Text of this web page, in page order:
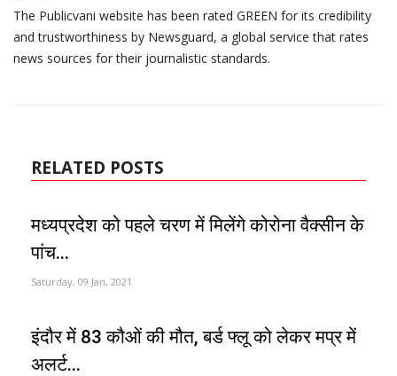
The Publicvani website has been rated GREEN for its credibility
and trustworthiness by Newsguard, a global service that rates
news sources for their journalistic standards.
RELATED POSTS
मध्यप्रदेश को पहले चरण में मिलेंगे कोरोना वैक्सीन के
पांच...
Saturday, 09 Jan, 2021
इंदौर में 83 कौओं की मौत, बर्ड फ्लू को लेकर मप्र में
अलर्ट...